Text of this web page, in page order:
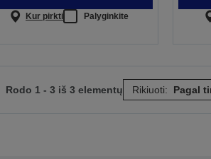
Kur pirkti Palyginkite
Rodo 1 - 3 iš 3 elementų Rikiuoti: